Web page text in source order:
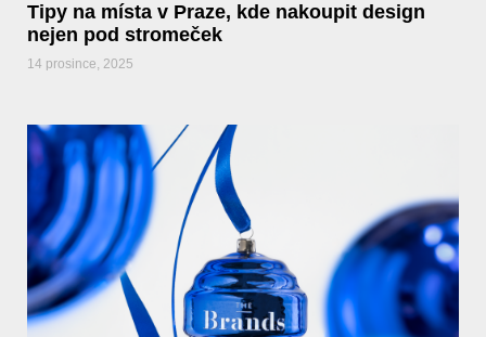
Tipy na místa v Praze, kde nakoupit design
nejen pod stromeček
14 prosince, 2025